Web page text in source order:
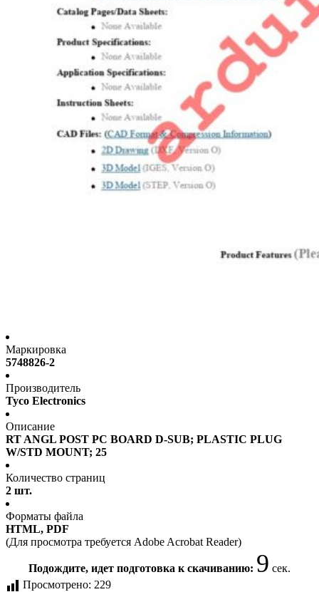
Маркировка
5748826-2
Производитель
Tyco Electronics
Описание
RT ANGL POST PC BOARD D-SUB; PLASTIC PLUG
W/STD MOUNT; 25
Количество страниц
2 шт.
Форматы файла
HTML, PDF
(Для просмотра требуется Adobe Acrobat Reader)
Подождите, идет подготовка к скачиванию: 9 сек.
Просмотрено: 229